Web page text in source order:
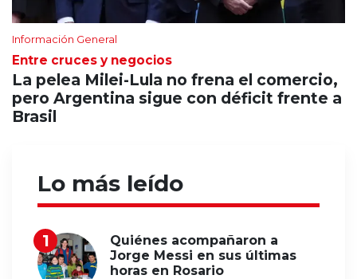
Información General
Entre cruces y negocios
La pelea Milei-Lula no frena el comercio,
pero Argentina sigue con déficit frente a
Brasil
Lo más leído
Quiénes acompañaron a
Jorge Messi en sus últimas
horas en Rosario